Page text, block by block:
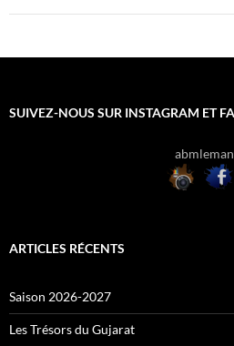
SUIVEZ-NOUS SUR INSTAGRAM ET
abmleman
ARTICLES RÉCENTS
Saison 2026-2027
Les Trésors du Gujarat